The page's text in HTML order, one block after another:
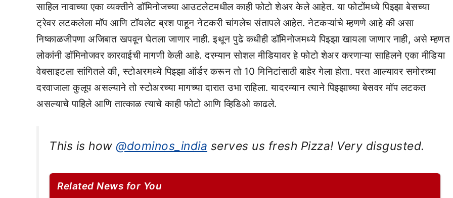
साहिल नावाच्या एका व्यक्तीने डॉमिनोजच्या आउटलेटमधील काही फोटो शेअर केले आहेत. या फोटोंमध्ये पिझ्झा बेसच्या
ट्रेवर लटकलेला मॉप आणि टॉयलेट ब्रश पाहून नेटकरी चांगलेच संतापले आहेत. नेटकऱ्यांचे म्हणणे आहे की असा
निष्काळजीपणा अजिबात खपवून घेतला जाणार नाही. इथून पुढे कधीही डॉमिनोजमध्ये पिझ्झा खायला जाणार नाही, असे म्हणत
लोकांनी डॉमिनोजवर कारवाईची मागणी केली आहे. दरम्यान सोशल मीडियावर हे फोटो शेअर करणाऱ्या साहिलने एका मीडिया
वेबसाइटला सांगितले की, स्टोअरमध्ये पिझ्झा ऑर्डर करून तो 10 मिनिटांसाठी बाहेर गेला होता. परत आल्यावर समोरच्या
दरवाजाला कुलूप असल्याने तो स्टोअरच्या मागच्या दारात उभा राहिला. यादरम्यान त्याने पिझ्झाच्या बेसवर मॉप लटकत
असल्याचे पाहिले आणि तात्काळ त्याचे काही फोटो आणि व्हिडिओ काढले.
This is how @dominos_india serves us fresh Pizza! Very disgusted.
Related News for You